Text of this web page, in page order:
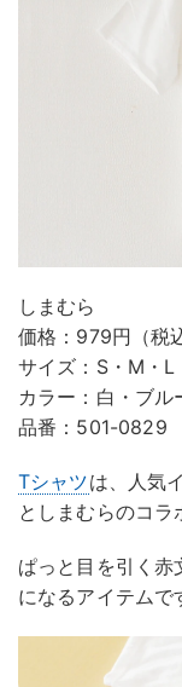
しまむら
価格：979円（税
サイズ：S・M・
カラー：白・ブル
品番：501-0829
Tシャツは、人気
としまむらのコラ
ぱっと目を引く赤
になるアイテムで